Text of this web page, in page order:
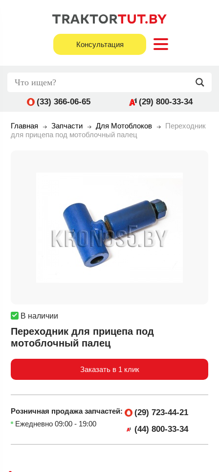
Консультация
(33) 366-06-65 (29) 800-33-34
Главная Запчасти Для Мотоблоков
Переходник
для прицепа под мотоблочный палец
В наличии
Переходник для прицепа под
мотоблочный палец
Заказать в 1 клик
Розничная продажазапчастей:
Ежедневно 09:00 - 19:00
(29) 723-44-21
(44) 800-33-34